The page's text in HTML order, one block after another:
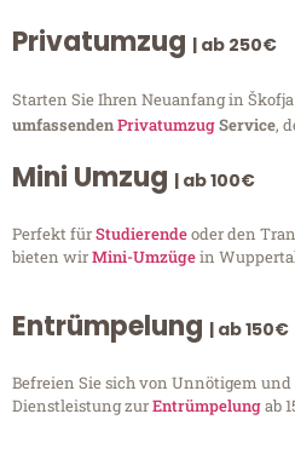
Privatumzug | ab 250€
Starten Sie Ihren Neuanfang in
umfassendenPrivatumzugService,
Mini Umzug | ab 100€
Perfekt fürStudierendeoder den
bieten wirMini-Umzügein
Entrümpelung | ab 150€
Befreien Sie sich von Unnötigem und
Dienstleistung zurEntrümpelungab